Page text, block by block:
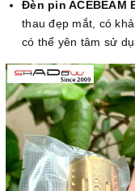
Đèn pin ACEBEAM
thau đẹp mắt, có
có thể yên tâm sử